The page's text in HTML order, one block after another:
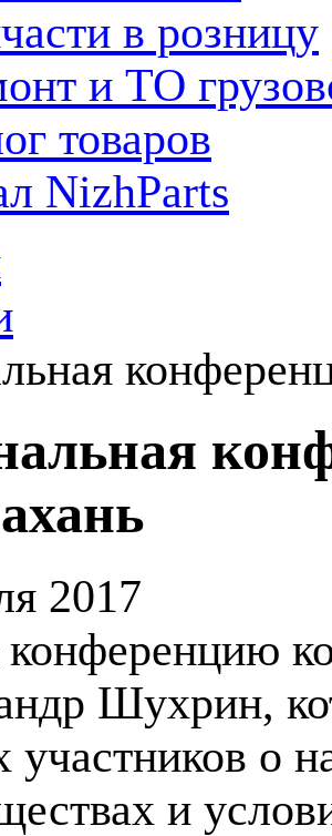
в розницу
и ТО
товаров
NizhParts
2017
Шухрин,
участников о
и